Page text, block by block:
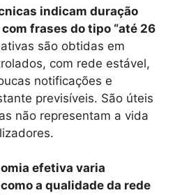
indicam duração
frases do tipo “até 26
são obtidas em
com rede estável,
notificações e
previsíveis. São úteis
não representam a vida
efetiva varia
a qualidade da rede